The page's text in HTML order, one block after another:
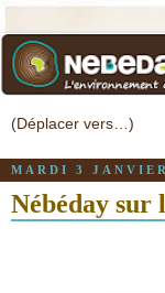
MARDI 3
Nébéday sur